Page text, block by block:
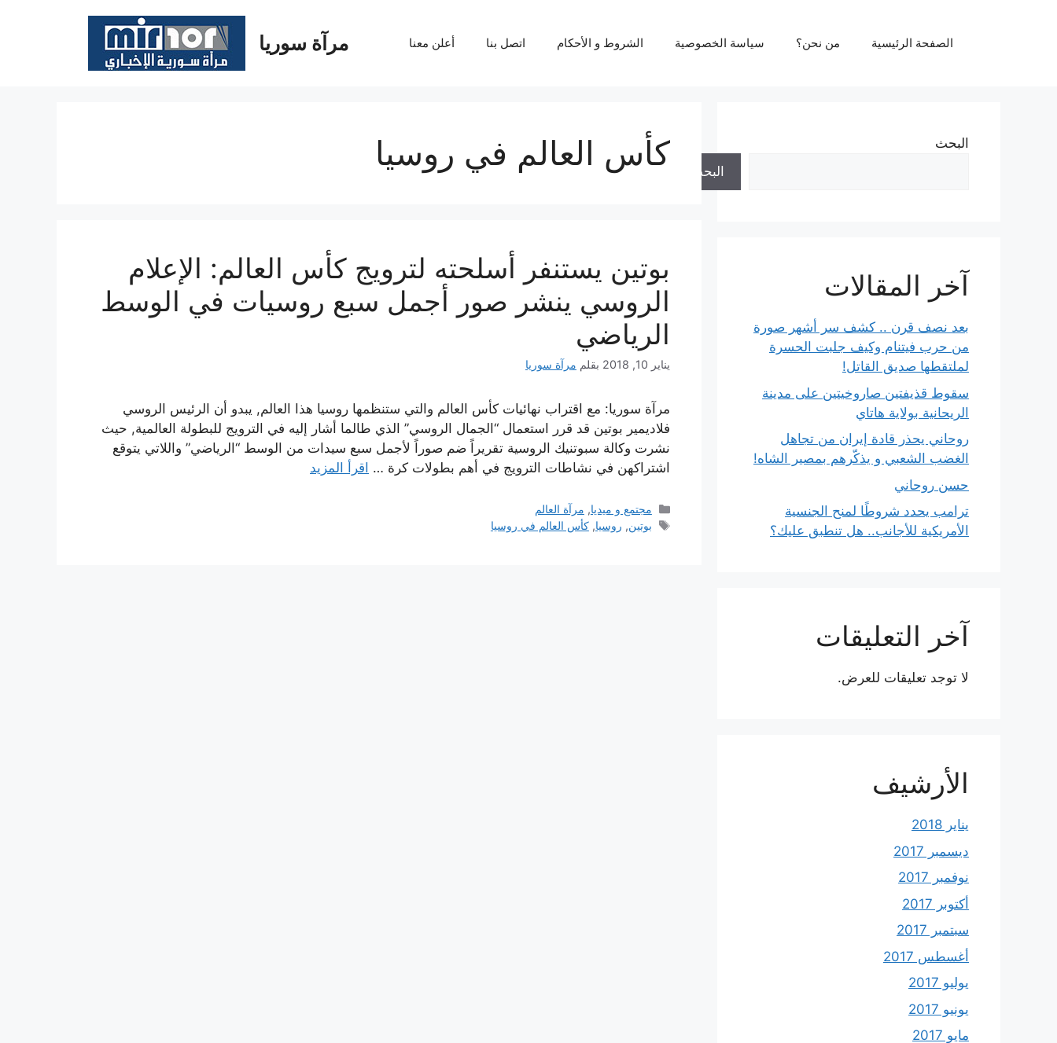
مرآة سوريا الصفحة الرئيسية من نحن؟ سياسة الخصوصية الشروط و الأحكام اتصل بنا أعلن معنا
كأس العالم في روسيا
بوتين يستنفر أسلحته لترويج كأس العالم: الإعلام
الروسي ينشر صور أجمل سبع روسيات في الوسط
الرياضي
يناير 10, 2018 بقلم مرآة سوريا
مرآة سوريا: مع اقتراب نهائيات كأس العالم والتي ستنظمها روسيا هذا العالم, يبدو أن الرئيس الروسي
فلاديمير بوتين قد قرر استعمال “الجمال الروسي” الذي طالما أشار إليه في الترويج للبطولة العالمية, حيث
نشرت وكالة سبوتنيك الروسية تقريراً ضم صوراً لأجمل سبع سيدات من الوسط “الرياضي” واللاتي يتوقع
اشتراكهن في نشاطات الترويج في أهم بطولات كرة … اقرأ المزيد
التصنيفات
مجتمع و ميديا, مرآة العالم
الوسوم
بوتين, روسيا,كأس العالم في روسيا
البحث
البحث
آخر المقالات
بعد نصف قرن .. كشف سر أشهر صورة
من حرب فيتنام وكيف جلبت الحسرة
لملتقطها صديق القاتل!
سقوط قذيفتين صاروخيتين على مدينة
الريحانية بولاية هاتاي
روحاني يحذر قادة إيران من تجاهل
الغضب الشعبي و يذكّرهم بمصير الشاه!
حسن روحاني
ترامب يحدد شروطًا لمنح الجنسية
الأمريكية للأجانب.. هل تنطبق عليك؟
آخر التعليقات
لا توجد تعليقات للعرض.
الأرشيف
يناير 2018
ديسمبر 2017
نوفمبر 2017
أكتوبر 2017
سبتمبر 2017
أغسطس 2017
يوليو 2017
يونيو 2017
مايو 2017